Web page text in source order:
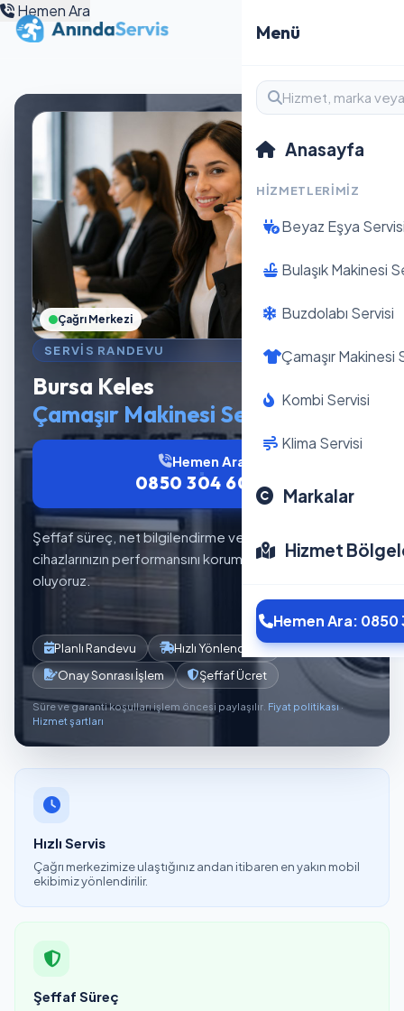
Menü
Anasayfa
HIZMETLERIMIZ
Beyaz Eşya
Bulaşık Makinesi
Buzdolabı Servisi
Çamaşır Makinesi
Kombi Servisi
Klima Servisi
Markalar
Hizmet
Hemen Ara: 0850
Hemen Ara
SERVIS RANDEVU
Bursa Keles
Çamaşır Makinesi Servisi
Şeffaf süreç, net bilgilendirme ve planlı servis akışıyla
cihazlarınızın performansını korumaya yardımcı
oluyoruz.
Hemen Ara
0850 304 6012
Planlı Randevu
Hızlı Yönlendirme
Onay Sonrası İşlem
Şeffaf Ücret
Süre ve garanti koşulları işlem öncesi paylaşılır. Fiyat politikası·
Hizmet şartları
Çağrı Merkezi
Hızlı Servis
Çağrı merkezimize ulaştığınız andan itibaren en yakın mobil
ekibimiz yönlendirilir.
Şeffaf Süreç